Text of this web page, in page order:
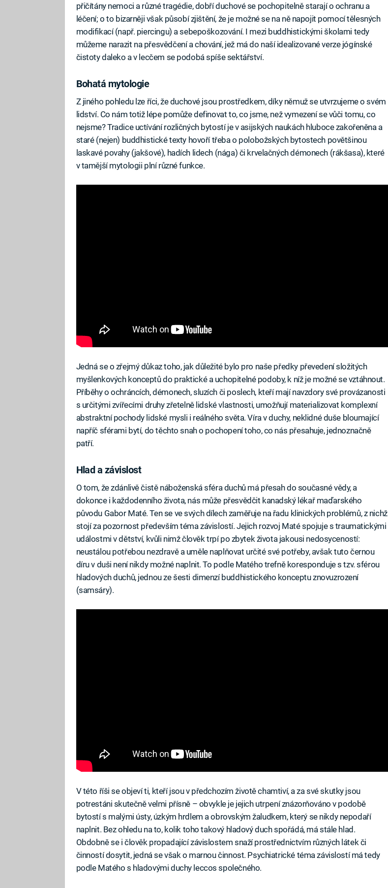
přičítány nemoci a různé tragédie, dobří duchové se pochopitelně starají o ochranu a
léčení; o to bizarněji však působí zjištění, že je možné se na ně napojit pomocí tělesných
modifikací (např. piercingu) a sebepoškozování. I mezi buddhistickými školami tedy
můžeme narazit na přesvědčení a chování, jež má do naší idealizované verze jógínské
čistoty daleko a v lecčem se podobá spíše sektářství.
Bohatá mytologie
Z jiného pohledu lze říci, že duchové jsou prostředkem, díky němuž se utvrzujeme o svém
lidství. Co nám totiž lépe pomůže definovat to, co jsme, než vymezení se vůči tomu, co
nejsme? Tradice uctívání rozličných bytostí je v asijských naukách hluboce zakořeněna a
staré (nejen) buddhistické texty hovoří třeba o polobožských bytostech povětšinou
laskavé povahy (jakšové), hadích lidech (nága) či krvelačných démonech (rákšasa), které
v tamější mytologii plní různé funkce.
Jedná se o zřejmý důkaz toho, jak důležité bylo pro naše předky převedení složitých
myšlenkových konceptů do praktické a uchopitelné podoby, k níž je možné se vztáhnout.
Příběhy o ochráncích, démonech, sluzích či poslech, kteří mají navzdory své provázanosti
s určitými zvířecími druhy zřetelně lidské vlastnosti, umožňují materializovat komplexní
abstraktní pochody lidské mysli i reálného světa. Víra v duchy, neklidné duše bloumající
napříč sférami bytí, do těchto snah o pochopení toho, co nás přesahuje, jednoznačně
patří.
Hlad a závislost
O tom, že zdánlivě čistě náboženská sféra duchů má přesah do současné vědy, a
dokonce i každodenního života, nás může přesvědčit kanadský lékař maďarského
původu Gabor Maté. Ten se ve svých dílech zaměřuje na řadu klinických problémů, z nichž
stojí za pozornost především téma závislostí. Jejich rozvoj Maté spojuje s traumatickými
událostmi v dětství, kvůli nimž člověk trpí po zbytek života jakousi nedosyceností:
neustálou potřebou nezdravě a uměle naplňovat určité své potřeby, avšak tuto černou
díru v duši není nikdy možné naplnit. To podle Matého trefně koresponduje s tzv. sférou
hladových duchů, jednou ze šesti dimenzí buddhistického konceptu znovuzrození
(samsáry).
V této říši se objeví ti, kteří jsou v předchozím životě chamtiví, a za své skutky jsou
potrestáni skutečně velmi přísně – obvykle je jejich utrpení znázorňováno v podobě
bytostí s malými ústy, úzkým hrdlem a obrovským žaludkem, který se nikdy nepodaří
naplnit. Bez ohledu na to, kolik toho takový hladový duch spořádá, má stále hlad.
Obdobně se i člověk propadající závislostem snaží prostřednictvím různých látek či
činností dosytit, jedná se však o marnou činnost. Psychiatrické téma závislostí má tedy
podle Matého s hladovými duchy leccos společného.